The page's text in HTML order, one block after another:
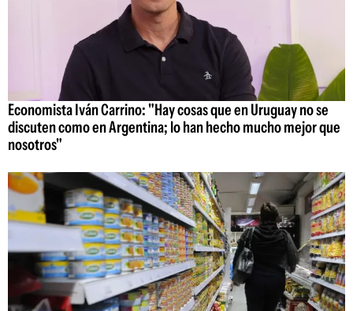
Economista Iván Carrino: "Hay cosas que en Uruguay no se
discuten como en Argentina; lo han hecho mucho mejor que
nosotros"